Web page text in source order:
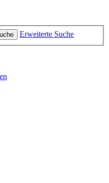
Erweiterte Suche